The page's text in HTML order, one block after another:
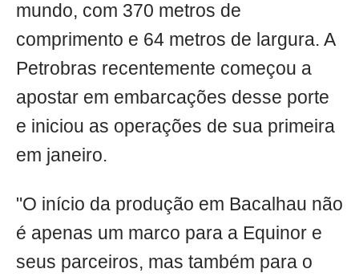
mundo, com 370 metros de
comprimento e 64 metros de largura. A
Petrobras recentemente começou a
apostar em embarcações desse porte
e iniciou as operações de sua primeira
em janeiro.
"O início da produção em Bacalhau não
é apenas um marco para a Equinor e
seus parceiros, mas também para o